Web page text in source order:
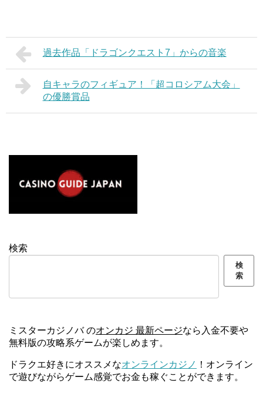
過去作品「ドラゴンクエスト7」からの音楽
自キャラのフィギュア！「超コロシアム大会」
の優勝賞品
検索
検
索
ミスターカジノバ のオンカジ 最新ページなら入金不要や
無料版の攻略系ゲームが楽しめます。
ドラクエ好きにオススメなオンラインカジノ ！オンライン
で遊びながらゲーム感覚でお金も稼ぐことができます。